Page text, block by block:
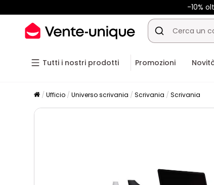
-10%
Tutti i nostri prodotti Promozioni
Ufficio Universo scrivania Scrivania Scrivania